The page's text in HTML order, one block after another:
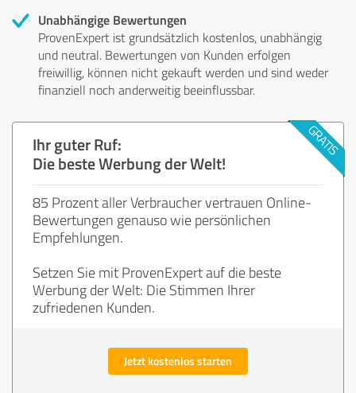
Unabhängige Bewertungen
ProvenExpert ist grundsätzlich kostenlos, unabhängig
und neutral. Bewertungen von Kunden erfolgen
freiwillig, können nicht gekauft werden und sind weder
finanziell noch anderweitig beeinflussbar.
Ihr guter Ruf:
Die beste Werbung der Welt!
85 Prozent aller Verbraucher vertrauen Online-
Bewertungen genauso wie persönlichen
Empfehlungen.
Setzen Sie mit ProvenExpert auf die beste
Werbung der Welt: Die Stimmen Ihrer
zufriedenen Kunden.
Jetzt kostenlos starten